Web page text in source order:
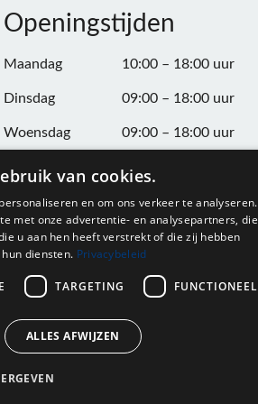
Openingstijden
Maandag 10:00 – 18:00 uur
Dinsdag 09:00 – 18:00 uur
Woensdag 09:00 – 18:00 uur
Donderdag 09:00 – 20:00 uur
Vrijdag 09:00 – 18:00 uur
Zaterdag 09:00 – 17:00 uur
van cookies.
en om ons verkeer te analyseren.
met onze advertentie- en analysepartners, die
u aan hen heeft verstrekt of die zij hebben
diensten. Privacybeleid
TARGETING FUNCTIONEEL
ALLES AFWIJZEN